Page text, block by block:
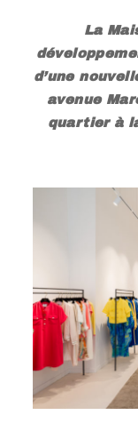
La
d’une
avenue
quartier à